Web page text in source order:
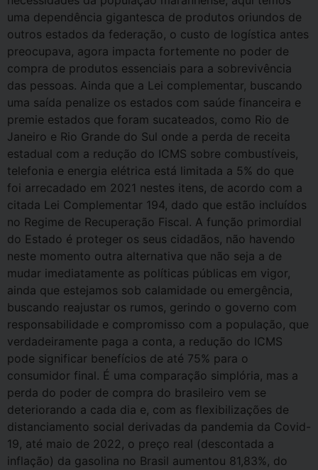
uma dependência gigantesca de produtos oriundos de
outros estados da federação, o custo de logística antes
preocupava, agora impacta fortemente no poder de
compra de produtos essenciais para a sobrevivência
das pessoas. Ainda que a Lei complementar, buscando
uma saída penalize os estados com saúde financeira e
premie estados que foram sucateados, como Rio de
Janeiro e Rio Grande do Sul onde a perda de receita
estadual com a redução do ICMS sobre combustíveis,
telefonia e energia elétrica está limitada a 5% do que
foi arrecadado em 2021 nestes itens, de acordo com a
citada Lei Complementar 194, dado que estão incluídos
no Regime de Recuperação Fiscal. A função primordial
do Estado é proteger os seus cidadãos, não havendo
neste momento outra alternativa que não seja a de
mudar imediatamente as políticas públicas em vigor,
ainda que estejamos sob calamidade ou emergência,
buscando reajustar os rumos, gerindo o governo com
responsabilidade e compromisso com a população, que
verdadeiramente paga a conta, a redução do ICMS
pode significar benefícios de até 75% para o
consumidor final. É uma comparação simplória, mas a
perda do poder de compra do brasileiro vem se
deteriorando a cada dia e, com as flexibilizações de
distanciamento social derivadas da pandemia da Covid-
19, até maio de 2022, o preço real (descontada a
inflação) da gasolina no Brasil aumentou 81,83%, do